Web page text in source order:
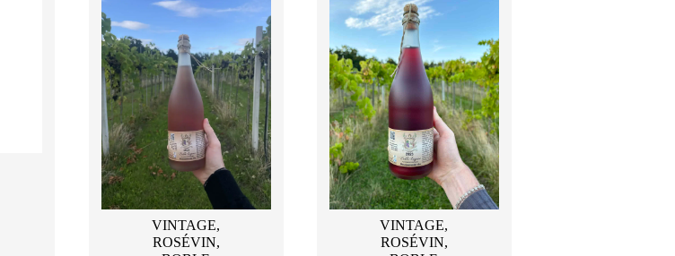
VINTAGE,
ROSÉVIN,
VINTAGE,
ROSÉVIN,